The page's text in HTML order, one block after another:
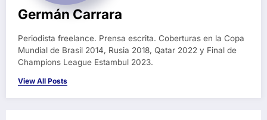
Germán Carrara
Periodista freelance. Prensa escrita. Coberturas en la Copa
Mundial de Brasil 2014, Rusia 2018, Qatar 2022 y Final de
Champions League Estambul 2023.
View All Posts